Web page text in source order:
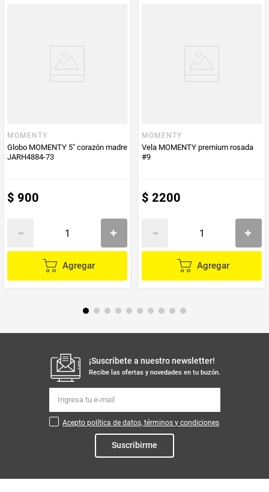
MOMENTY
Globo MOMENTY 5" corazón madre
JARH4884-73
$ 900
Agregar
MOMENTY
Vela MOMENTY premium rosada
#9
$ 2200
Agregar
¡Suscribete a nuestro newsletter!
Recibe las ofertas y novedades en tu buzón.
Acepto política de datos, términos y condiciones
Suscribirme